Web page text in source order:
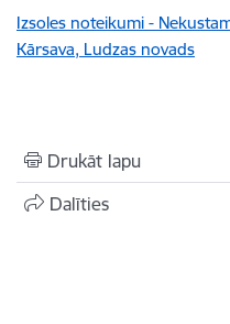
Izsoles noteikumi -
Kārsava, Ludzas novads
Drukāt lapu
Dalīties